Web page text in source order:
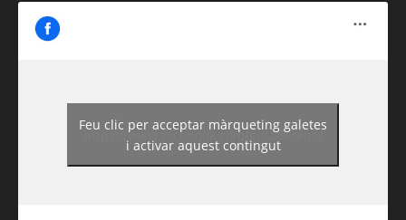
https://www.facebook.com/guiadereus/
Feu clic per acceptar màrqueting galetes
i activar aquest contingut